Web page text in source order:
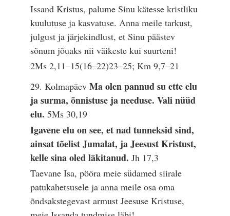
Issand Kristus, palume Sinu kätesse kristliku
kuulutuse ja kasvatuse. Anna meile tarkust,
julgust ja järjekindlust, et Sinu päästev
sõnum jõuaks nii väikeste kui suurteni!
2Ms 2,11–15(16–22)23–25; Km 9,7–21
29. KolmapäevMa olen pannud su ette elu
ja surma, õnnistuse ja needuse. Vali nüüd
elu.5Ms 30,19
Igavene elu on see, et nad tunneksid sind,
ainsat tõelist Jumalat, ja Jeesust Kristust,
kelle sina oled läkitanud.Jh 17,3
Taevane Isa, pööra meie südamed siirale
patukahetsusele ja anna meile osa oma
õndsakstegevast armust Jeesuse Kristuse,